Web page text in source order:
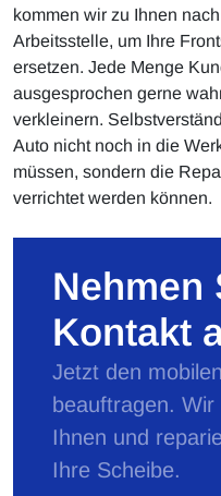
kommen wir zu Ihnen
Arbeitsstelle, um Ihre
ersetzen. Jede Menge
ausgesprochen gerne
verkleinern.
Auto nicht noch in die
müssen, sondern die
verrichtet werden können.
Nehmen
Kontakt
Jetzt den
beauftragen.
Ihnen und
Ihre Scheibe.